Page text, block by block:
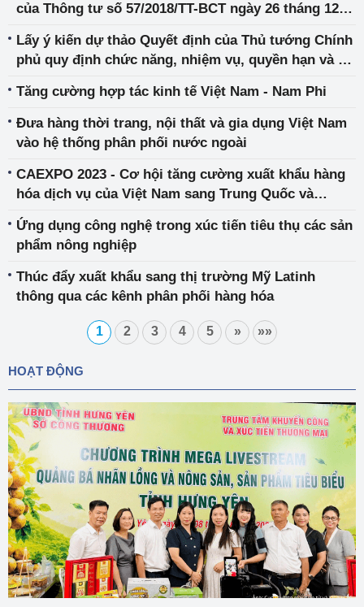
của Thông tư số 57/2018/TT-BCT ngày 26 tháng 12
Lấy ý kiến dự thảo Quyết định của Thủ tướng Chính
phủ quy định chức năng, nhiệm vụ, quyền hạn và cơ
Tăng cường hợp tác kinh tế Việt Nam - Nam Phi
Đưa hàng thời trang, nội thất và gia dụng Việt Nam
vào hệ thống phân phối nước ngoài
CAEXPO 2023 - Cơ hội tăng cường xuất khẩu hàng
hóa dịch vụ của Việt Nam sang Trung Quốc và
ASEAN
Ứng dụng công nghệ trong xúc tiến tiêu thụ các sản
phẩm nông nghiệp
Thúc đẩy xuất khẩu sang thị trường Mỹ Latinh
thông qua các kênh phân phối hàng hóa
1 2 3 4 5 » »»
HOẠT ĐỘNG